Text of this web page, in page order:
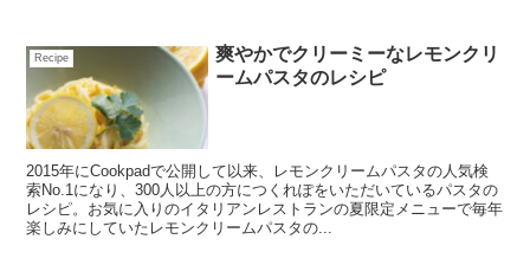
Recipe
爽やかでクリーミーなレモンクリ
ームパスタのレシピ
2015年にCookpadで公開して以来、レモンクリームパスタの人気検
索No.1になり、300人以上の方につくれぽをいただいているパスタの
レシピ。お気に入りのイタリアンレストランの夏限定メニューで毎年
楽しみにしていたレモンクリームパスタの...